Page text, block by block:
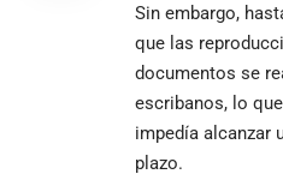
Sin embargo,
que las
documentos se
escribanos, lo
impedía alcanzar
plazo.